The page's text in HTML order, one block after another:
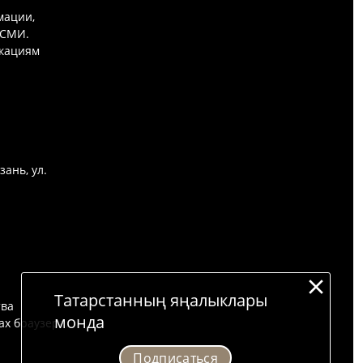
Татарстанның яңалыклары
монда
Подписаться
СМИ.
ул.
браузера.